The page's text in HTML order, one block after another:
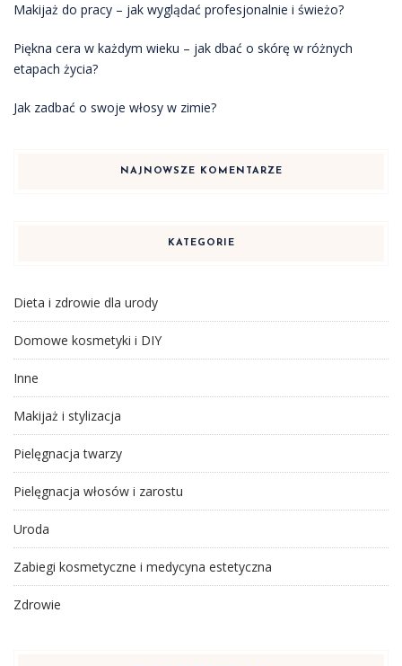
Makijaż do pracy – jak wyglądać profesjonalnie i świeżo?
Piękna cera w każdym wieku – jak dbać o skórę w różnych
etapach życia?
Jak zadbać o swoje włosy w zimie?
NAJNOWSZE KOMENTARZE
KATEGORIE
Dieta i zdrowie dla urody
Domowe kosmetyki i DIY
Inne
Makijaż i stylizacja
Pielęgnacja twarzy
Pielęgnacja włosów i zarostu
Uroda
Zabiegi kosmetyczne i medycyna estetyczna
Zdrowie